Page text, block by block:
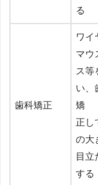
る
歯科矯正
ワイ
マウ
ス等
い、
矯
正し
の大
目立
する